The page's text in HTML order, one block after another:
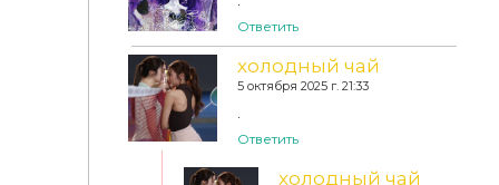
Cocoona - Life Makeover to Sims 4 Hair 08
Ответить
холодный чай
5 октября 2025 г. 21:33
Ответить
холодный чай